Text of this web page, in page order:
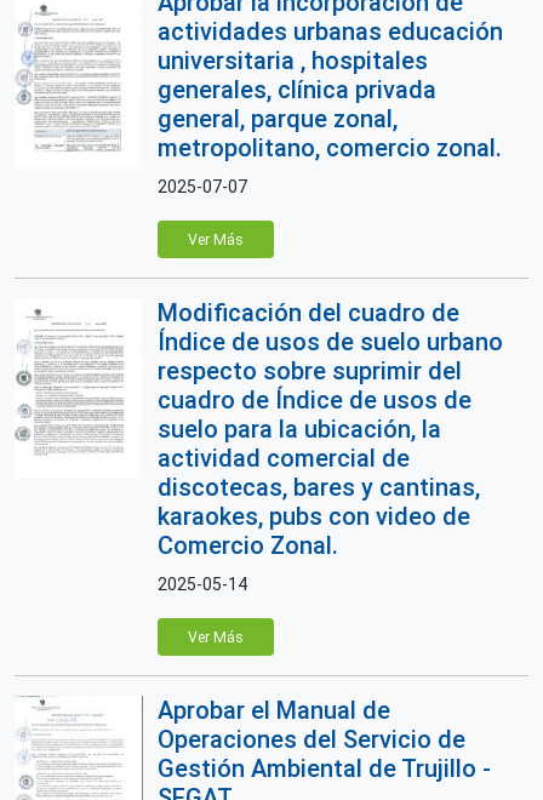
actividades urbanas educación
universitaria , hospitales
generales, clínica privada
general, parque zonal,
metropolitano, comercio zonal.
2025-07-07
Ver Más
Modificación del cuadro de
Índice de usos de suelo urbano
respecto sobre suprimir del
cuadro de Índice de usos de
suelo para la ubicación, la
actividad comercial de
discotecas, bares y cantinas,
karaokes, pubs con video de
Comercio Zonal.
2025-05-14
Ver Más
Aprobar el Manual de
Operaciones del Servicio de
Gestión Ambiental de Trujillo -